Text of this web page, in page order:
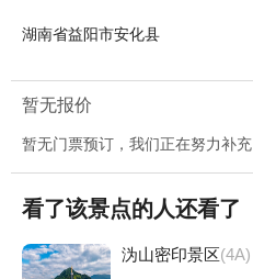
湖南省益阳市安化县
暂无报价
暂无门票预订，我们正在努力补充
看了该景点的人还看了
沩山密印景区(4A)